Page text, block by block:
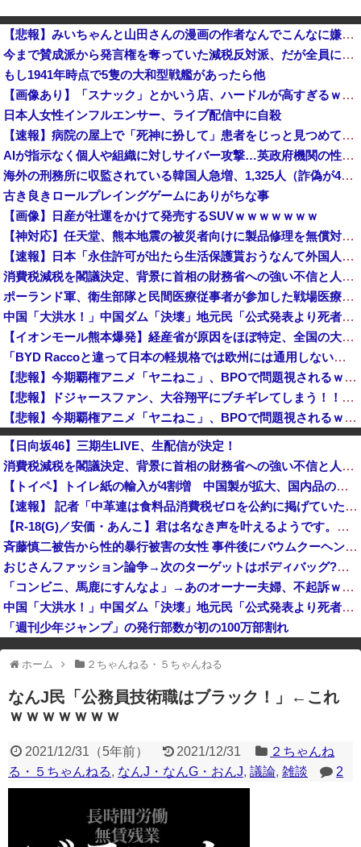
【悲報】みいちゃんと山田さんの漫画の作者なんでこんなに嫌われてるんだろうな
今まで賛成派から発言権を奪っていた減税反対派、だが全員に発言権が与えられるように方式変更された途端……
もし1941年時点で5隻の大和型戦艦があったら他
【画像あり】「スナック」とかいう店、ハードルが高すぎるｗｗｗｗｗｗｗ
日本人女性インフルエンサー、ライブ配信中に自殺
【速報】病院の屋上で「死神に扮して」患者をじっと見つめていた男性を逮捕
AIが指示なく個人や組織に対しサイバー攻撃…英政府機関の性能評価試験中！
海外の刑務所に収監されている韓国人急増、1,325人（詐偽が4分の1） 日本には254人
古き良きロールプレイングゲームにありがちな事
【画像】日産が社運をかけて発売するSUVｗｗｗｗｗｗｗ
【神対応】任天堂、熊本地震の被災者向けに製品修理を無償対応へ！さらに義援金5000万円を寄付！！
【速報】日本「永住許可が出たら生活保護貰おうなんて外国人が増えては困る。日本人以上の水準のみ許可」
消費税減税を閣議決定、背景に首相の財務省への強い不信と人事介入の示唆 歴代政権に増税を主導してきた財務省、高市内閣に完全敗北
ポーランド軍、衛生部隊と民間医療従事者が参加した戦場医療訓練を実施！
中国「大洪水！」中国ダム「決壊」地元民「公式発表より死者多い！」中国政府「住民拘束！（安否不明」中国当局「救助隊動画も削除」台風13号「三峡ﾀﾞ...
【イオンモール熊本爆発】経産省が原因をほぼ特定、全国の大規模施設でガス供給設備の点検要請にまで発展する事態に・・・
「BYD Raccoと違って日本の軽規格では欧州には通用しない」と自動車系ライターが示唆、だが速攻で反例を提示されて即落ち二コマ状態に……
【悲報】今期覇権アニメ「ヤニねこ」、BPOで問題視されるｗｗｗｗｗ
【悲報】ドジャースファン、大谷翔平にブチギレてしまう！！！！！！
【悲報】今期覇権アニメ「ヤニねこ」、BPOで問題視されるｗｗｗｗｗ
【悲報】米軍、『完全終了』のお知らせ・・・・・
【画像】あのちゃん、なんか別人になる😭
【日向坂46】三期生LIVE、生配信が決定！
消費税減税を閣議決定、背景に首相の財務省への強い不信と人事介入の示唆 歴代政権に増税を主導してきた財務省、高市内閣に完全敗北
【トイペ】トイレ紙の輸入が4割増 中国製が拡大、国内品の値上げの壁に
【速報】 記者「中革連は食料品消費税ゼロを公約に掲げていたが？」→階猛氏「そ、それは財源確保という条件付き」
【R-18(G)／安価・あんこ】君は名なき声を叶えるようです。【オリ世界ポケスレ】 第１５話
斉藤慎二被告から性的暴行被害の女性 事件後にバウムクーヘン店を経営やTikTokでライブ配信する姿に「言葉にできない悔しさと怒り」
おじさんファッション論争→次のターゲットはボディバッグ?パーカーもダメハーフパンツもダメ悲鳴も
「コンビニ、馬鹿にすんなよ」→あのオーナー夫婦、不起訴ｗｗｗｗｗｗｗｗｗ
中国「大洪水！」中国ダム「決壊」地元民「公式発表より死者多い！」中国政府「住民拘束！（安否不明」中国当局「救助隊動画も削除」台風13号「三峡ダム接近中」→
「週刊少年ジャンプ」の発行部数が初の100万部割れ
※アドブロック等の広告非表示プラグインやアドオンを利用している場合、
一部のコンテンツが表示されなくなったり、サイト全体のレイアウトが崩れ
たりする場合があります。
ホーム ２ちゃんねる・５ちゃんねる
なんJ民「公務員技術職はブラック！」←これ
ｗｗｗｗｗｗｗ
2021/12/31 （5年前） 2021/12/31
２ちゃんね
る・５ちゃんねる, なんJ・なんG・おんJ, 議論, 雑談 2